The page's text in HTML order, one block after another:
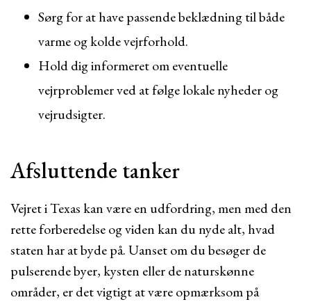
Sørg for at have passende beklædning til både
varme og kolde vejrforhold.
Hold dig informeret om eventuelle
vejrproblemer ved at følge lokale nyheder og
vejrudsigter.
Afsluttende tanker
Vejret i Texas kan være en udfordring, men med den
rette forberedelse og viden kan du nyde alt, hvad
staten har at byde på. Uanset om du besøger de
pulserende byer, kysten eller de naturskønne
områder, er det vigtigt at være opmærksom på